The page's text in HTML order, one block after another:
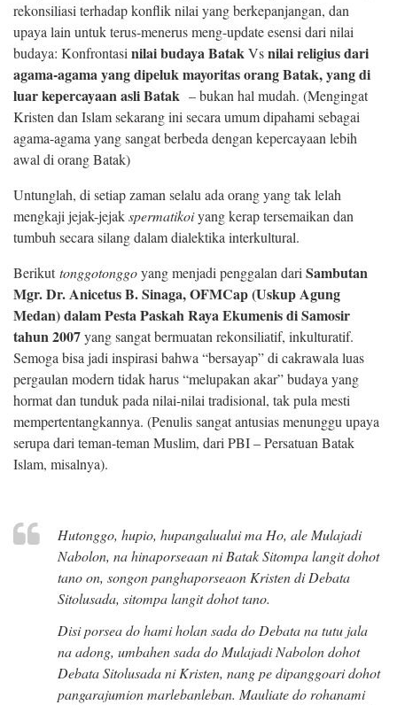
rekonsiliasi terhadap konflik nilai yang berkepanjangan, dan
upaya lain untuk terus-menerus meng-update esensi dari nilai
budaya: Konfrontasinilai budaya BatakVsnilai religius dari
agama-agama yang dipeluk mayoritas orang Batak, yang di
luar kepercayaan asli Batak – bukan hal mudah. (Mengingat
Kristen dan Islam sekarang ini secara umum dipahami sebagai
agama-agama yang sangat berbeda dengan kepercayaan lebih
awal di orang Batak)
Untunglah, di setiap zaman selalu ada orang yang tak lelah
mengkaji jejak-jejakspermatikoiyang kerap tersemaikan dan
tumbuh secara silang dalam dialektika interkultural.
Berikut tonggotonggoyang menjadi penggalan dariSambutan
Mgr. Dr. Anicetus B. Sinaga, OFMCap (Uskup Agung
Medan) dalam Pesta Paskah Raya Ekumenis di Samosir
tahun 2007yang sangat bermuatan rekonsiliatif, inkulturatif.
Semoga bisa jadi inspirasi bahwa “bersayap” di cakrawala luas
pergaulan modern tidak harus “melupakan akar” budaya yang
hormat dan tunduk pada nilai-nilai tradisional, tak pula mesti
mempertentangkannya. (Penulis sangat antusias menunggu upaya
serupa dari teman-teman Muslim, dari PBI – Persatuan Batak
Islam, misalnya).
Hutonggo, hupio, hupangalualui ma Ho, ale Mulajadi
Nabolon, na hinaporseaan ni Batak Sitompa langit dohot
tano on, songon panghaporseaon Kristen di Debata
Sitolusada, sitompa langit dohot tano.
Disi porsea do hami holan sada do Debata na tutu jala
na adong, umbahen sada do Mulajadi Nabolon dohot
Debata Sitolusada ni Kristen, nang pe dipanggoari dohot
pangarajumion marlebanleban. Mauliate do rohanami